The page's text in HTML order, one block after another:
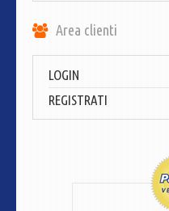
Area clienti
LOGIN
REGISTRATI